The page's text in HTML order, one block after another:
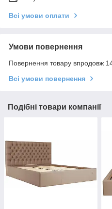
Всі умови оплати
Умови повернення
Повернення товару впродовж
Всі умови повернення
Подібні товари компанії